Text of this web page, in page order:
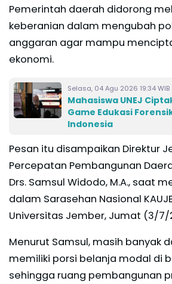
Pemerintah daerah didorong
keberanian dalam mengubah
anggaran agar mampu
ekonomi.
Selasa, 04 Agu 2026 19:34 WIB
Mahasiswa UNEJ
Game Edukasi
Indonesia
Pesan itu disampaikan Direktur
Percepatan Pembangunan
Drs. Samsul Widodo, M.A., saat
dalam Sarasehan Nasional
Universitas Jember, Jumat (3/7/
Menurut Samsul, masih banyak
memiliki porsi belanja modal di
sehingga ruang pembangunan